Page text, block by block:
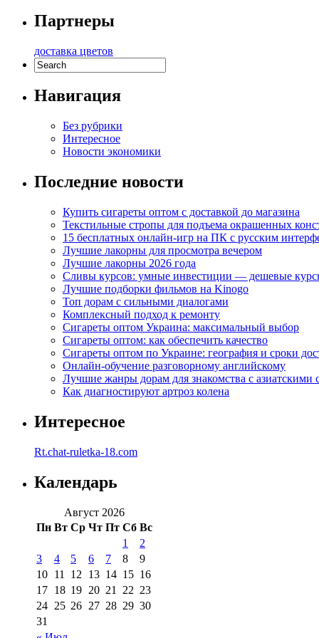
Партнеры
доставка цветов
Навигация
Без рубрики
Интересное
Новости экономики
Последние новости
Купить сигареты оптом с доставкой до магазина
Текстильные стропы для подъема окрашенных
15 бесплатных онлайн-игр на ПК с русским
Лучшие лакорны для просмотра вечером
Лучшие лакорны 2026 года
Сливы курсов: умные инвестиции — дешевые
Лучшие подборки фильмов на Kinogo
Топ дорам с сильными диалогами
Комплексный подход к ремонту
Сигареты оптом Украина: максимальный выбор
Сигареты оптом: как обеспечить качество
Сигареты оптом по Украине: география и сроки
Онлайн-обучение разговорному английскому
Лучшие жанры дорам для знакомства с азиатскими
Как диагностируют артроз колена
Интересное
Rt.chat-ruletka-18.com
Календарь
Август 2026
Пн Вт Ср Чт Пт Сб Вс
1
2
3
4 5 6 7 8
9
10 11 12 13 14 15 16
17 18 19 20 21 22 23
24 25 26 27 28 29 30
31